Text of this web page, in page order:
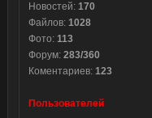
Новостей: 170
Файлов: 1028
Фото: 113
Форум: 283/360
Коментариев: 123
Пользователей